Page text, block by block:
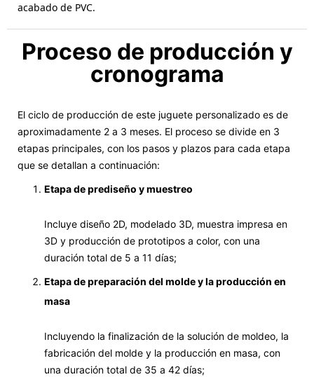
acabado de PVC.
Proceso de producción y
cronograma
El ciclo de producción de este juguete personalizado es de
aproximadamente 2 a 3 meses. El proceso se divide en 3
etapas principales, con los pasos y plazos para cada etapa
que se detallan a continuación:
Etapa de prediseño y muestreo
Incluye diseño 2D, modelado 3D, muestra impresa en
3D y producción de prototipos a color, con una
duración total de 5 a 11 días;
Etapa de preparación del molde y la producción en
masa
Incluyendo la finalización de la solución de moldeo, la
fabricación del molde y la producción en masa, con
una duración total de 35 a 42 días;